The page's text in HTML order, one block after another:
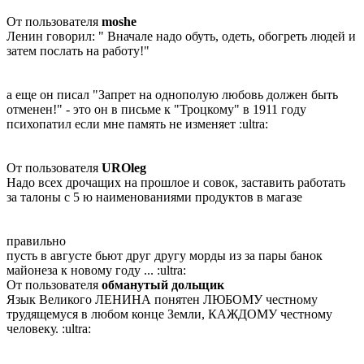
От пользователя moshe
Ленин говорил: " Вначале надо обуть, одеть, обогреть людей и
затем послать на работу!"
а еще он писал "Запрет на однополую любовь должен быть
отменен!" - это он в письме к "Троцкому" в 1911 году
психопатил если мне память не изменяет :ultra:
От пользователя UROleg
Надо всех дрочащих на прошлое и совок, заставить работать
за талоны с 5 ю наименованиями продуктов в магазе
правильно
пусть в августе бьют друг другу морды из за пары банок
майонеза к новому году ... :ultra:
От пользователя обманутый дольщик
Язык Великого ЛЕНИНА понятен ЛЮБОМУ честному
трудящемуся в любом конце Земли, КАЖДОМУ честному
человеку. :ultra: